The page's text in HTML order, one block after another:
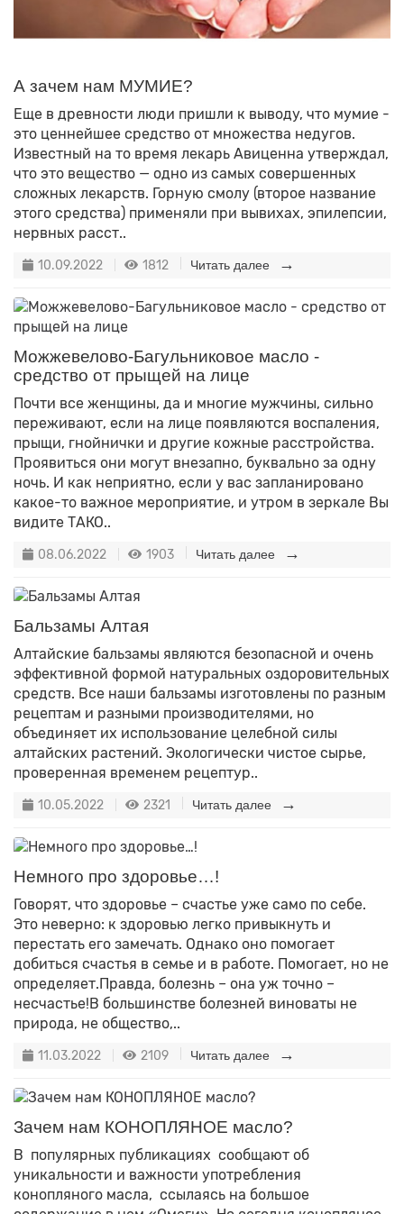
А зачем нам МУМИЕ?
Еще в древности люди пришли к выводу, что мумие -
это ценнейшее средство от множества недугов.
Известный на то время лекарь Авиценна утверждал,
что это вещество — одно из самых совершенных
сложных лекарств. Горную смолу (второе название
этого средства) применяли при вывихах, эпилепсии,
нервных расст..
10.09.2022 1812 Читать далее
Можжевелово-Багульниковое масло -
средство от прыщей на лице
Почти все женщины, да и многие мужчины, сильно
переживают, если на лице появляются воспаления,
прыщи, гнойнички и другие кожные расстройства.
Проявиться они могут внезапно, буквально за одну
ночь. И как неприятно, если у вас запланировано
какое-то важное мероприятие, и утром в зеркале Вы
видите ТАКО..
08.06.2022 1903 Читать далее
Бальзамы Алтая
Алтайские бальзамы являются безопасной и очень
эффективной формой натуральных оздоровительных
средств. Все наши бальзамы изготовлены по разным
рецептам и разными производителями, но
объединяет их использование целебной силы
алтайских растений. Экологически чистое сырье,
проверенная временем рецептур..
10.05.2022 2321 Читать далее
Немного про здоровье…!
Говорят, что здоровье – счастье уже само по себе.
Это неверно: к здоровью легко привыкнуть и
перестать его замечать. Однако оно помогает
добиться счастья в семье и в работе. Помогает, но не
определяет.Правда, болезнь – она уж точно –
несчастье!В большинстве болезней виноваты не
природа, не общество,..
11.03.2022 2109 Читать далее
Зачем нам КОНОПЛЯНОЕ масло?
В популярных публикациях сообщают об
уникальности и важности употребления
конопляного масла, ссылаясь на большое